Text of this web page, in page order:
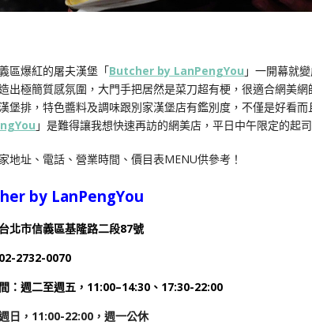
區爆紅的屠夫漢堡「Butcher by LanPengYou 」一開幕就
出極簡質感氛圍，大門手把居然是菜刀超有梗，很適合網美
堡排，特色醬料及調味跟別家漢堡店有鑑別度，不僅是好看
」是難得讓我想快速再訪的網美店，平日中午限定的起
地址、電話、營業時間、價目表MENU供參考！
by LanPengYou
北市信義區基隆路二段87號
02-2732-0070
： 週二至週五，11:00–14:30、17:30-22:00
日，11:00-22:00，週一公休